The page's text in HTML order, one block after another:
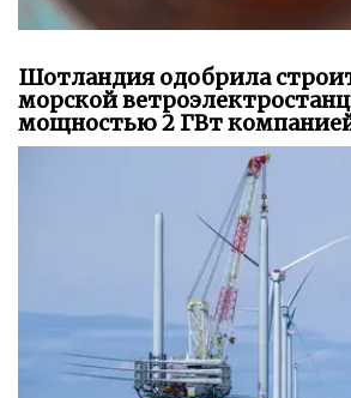
Шотландия одобрила
морской
мощностью 2 ГВт